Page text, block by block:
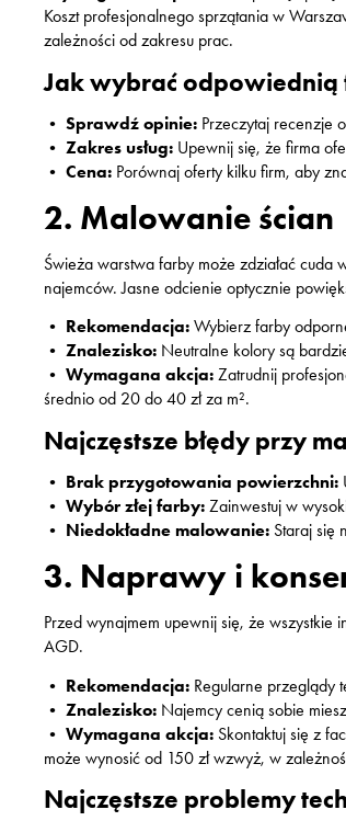
Koszt profesjonalnego sprzątania w
zależności od zakresu prac.
Jak wybrać odpowiednią
•Sprawdź opinie: Przeczytaj recenzje
•Zakres usług: Upewnij się, że firma
•Cena: Porównaj oferty kilku firm, aby
2. Malowanie ścian
Świeża warstwa farby może zdziałać
najemców. Jasne odcienie optycznie
• Rekomendacja: Wybierz farby
•Znalezisko: Neutralne kolory są
•Wymagana akcja: Zatrudnij
średnio od 20 do 40 zł za m².
Najczęstsze błędy przy
• Brak przygotowania powierzchni:
•Wybór złej farby: Zainwestuj w
• Niedokładne malowanie: Staraj się
3. Naprawy i
Przed wynajmem upewnij się, że wszystkie
AGD.
• Rekomendacja: Regularne przeglądy
• Znalezisko: Najemcy cenią sobie
•Wymagana akcja: Skontaktuj się z
może wynosić od 150 zł wzwyż, w
Najczęstsze problemy